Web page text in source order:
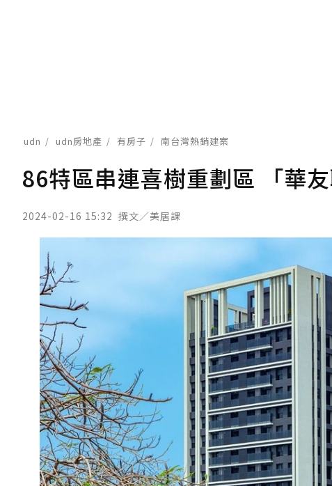
udn udn房地產 有房子 南台灣熱銷建案
86特區串連喜樹重劃區 「華
2024-02-16 15:32 撰文／美居課